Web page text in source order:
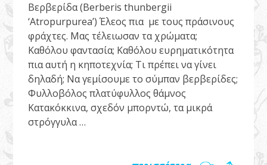
Βερβερίδα (Berberis thunbergii
‘Atropurpurea’) Έλεος πια με τους πράσινους
φράχτες. Μας τέλειωσαν τα χρώματα;
Καθόλου φαντασία; Καθόλου ευρηματικότητα
πια αυτή η κηποτεχνία; Τι πρέπει να γίνει
δηλαδή; Να γεμίσουμε το σύμπαν βερβερίδες;
Φυλλοβόλος πλατύφυλλος θάμνος
Κατακόκκινα, σχεδόν μπορντώ, τα μικρά
στρόγγυλα …